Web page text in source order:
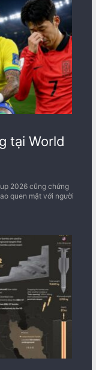
tại World
2026 cũng chứng
quen mặt với người